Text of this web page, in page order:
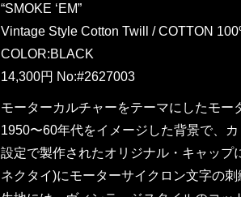
“SMOKE ‘EM”
Vintage Style Cotton Twill / COTTON
COLOR:BLACK
14,300円 No:#2627003
モーターカルチャーをテーマにしたモー
1950〜60年代をイメージした背景で、
設定で製作されたオリジナル・キャッ
ネクタイ)にモーターサイクロン文字の